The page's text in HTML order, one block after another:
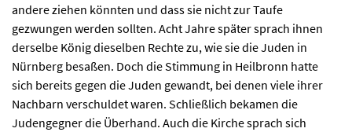
andere ziehen könnten und dass sie nicht zur Taufe
gezwungen werden sollten. Acht Jahre später sprach ihnen
derselbe König dieselben Rechte zu, wie sie die Juden in
Nürnberg besaßen. Doch die Stimmung in Heilbronn hatte
sich bereits gegen die Juden gewandt, bei denen viele ihrer
Nachbarn verschuldet waren. Schließlich bekamen die
Judengegner die Überhand. Auch die Kirche sprach sich